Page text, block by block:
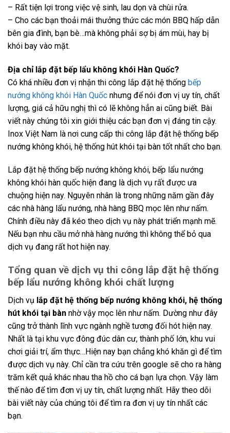
– Rất tiện lợi trong việc vệ sinh, lau dọn và chùi rửa.
– Cho các bạn thoải mái thưởng thức các món BBQ hấp dẫn
bên gia đình, bạn bè…mà không phải sợ bị ám mùi, hay bị
khói bay vào mặt.
Địa chỉ lắp đặt bếp lẩu không khói Hàn Quốc?
Có khá nhiều đơn vị nhận thi công lắp đặt hệ thống bếp
nướng không khói Hàn Quốc nhưng để nói đơn vị uy tín, chất
lượng, giá cả hữu nghị thì có lẽ không hẳn ai cũng biết. Bài
viết này chúng tôi xin giới thiệu các bạn đơn vị đáng tin cậy.
Inox Việt Nam là nơi cung cấp thi công lắp đặt hệ thống bếp
nướng không khói, hệ thống hút khói tại bàn tốt nhất cho bạn.
Lắp đặt hệ thống bếp nướng không khói, bếp lẩu nướng
không khói hàn quốc hiện đang là dịch vụ rất được ưa
chuộng hiện nay. Nguyên nhân là trong những năm gần đây
các nhà hàng lẩu nướng, nhà hàng BBQ mọc lên như nấm.
Chính điều này đã kéo theo dịch vụ này phát triển mạnh mẽ.
Nếu bạn nhu cầu mở nhà hàng nướng thì không thể bỏ qua
dịch vụ đang rất hot hiện nay.
Tổng quan về dịch vụ thi công lắp đặt hệ thống
bếp lẩu nướng không khói chất lượng
Dịch vụ lắp đặt hệ thống bếp nướng không khói, hệ thống
hút khói tại bàn nhờ vậy mọc lên như nấm. Dường như đây
cũng trở thành lĩnh vực ngành nghề tương đối hót hiện nay.
Nhất là tại khu vực đông đúc dân cư, thành phố lớn, khu vui
chơi giải trí, ẩm thực…Hiện nay bạn chẳng khó khăn gì để tìm
được dịch vụ này. Chỉ cần tra cứu trên google sẽ cho ra hàng
trăm kết quả khác nhau tha hồ cho cá bạn lựa chọn. Vậy làm
thế nào để tìm đơn vị uy tín, chất lượng nhất. Hãy theo dõi
bài viết này của chúng tôi để tìm ra đơn vị uy tín nhất các
bạn.